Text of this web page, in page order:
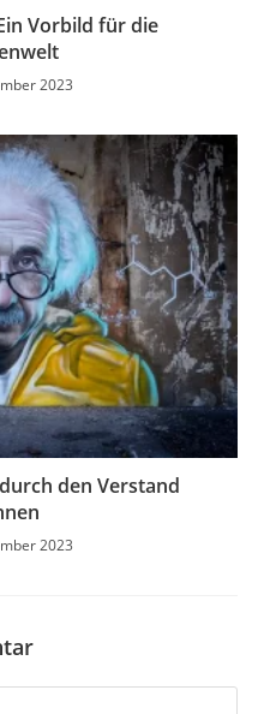
Vorbild für die
2023
den Verstand
2023